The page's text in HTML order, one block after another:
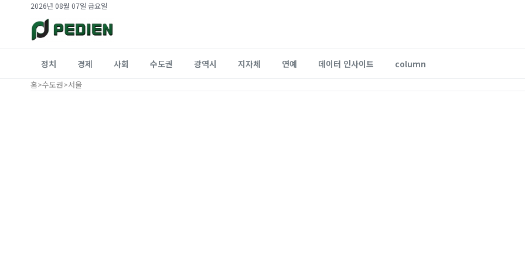
2026년 08월 07일 금요일
정치 경제 사회 수도권 광역시 지자체 연예 데이터 인사이트 column
홈>수도권>서울